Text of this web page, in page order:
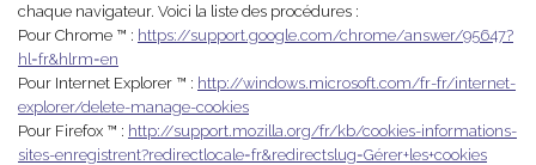
chaque navigateur. Voici la liste des procédures :
Pour Chrome ™ : https://support.google.com/chrome/answer/95647?
hl=fr&hlrm=en
Pour Internet Explorer ™ : http://windows.microsoft.com/fr-fr/internet-
explorer/delete-manage-cookies
Pour Firefox ™ : http://support.mozilla.org/fr/kb/cookies-informations-
sites-enregistrent?redirectlocale=fr&redirectslug=Gérer+les+cookies